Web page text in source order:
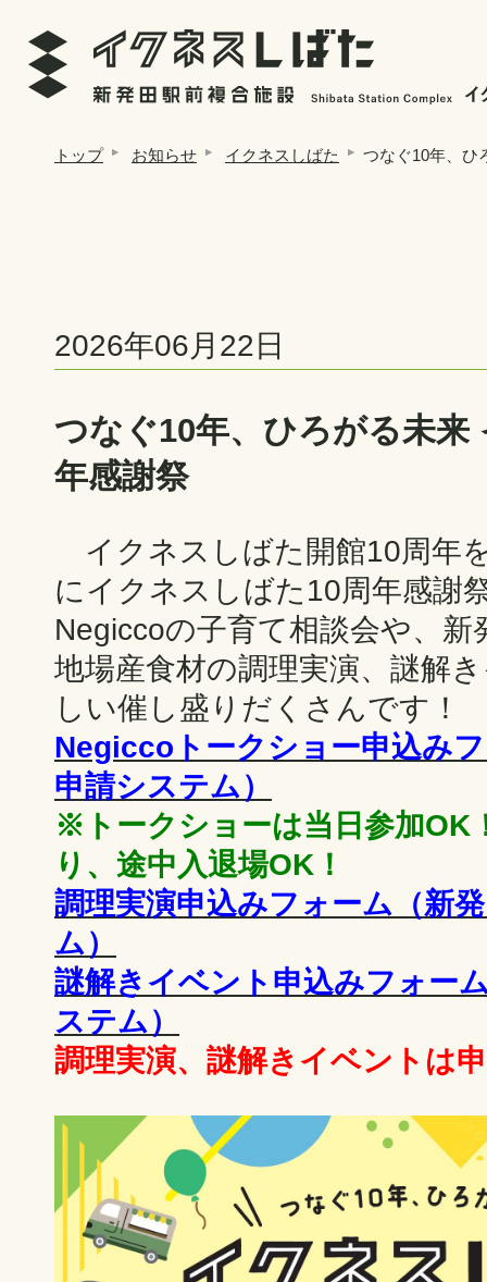
トップ お知らせ イクネスしばた つなぐ10年、ひ
2026年06月22日
つなぐ10年、ひろがる未来
年感謝祭
イクネスしばた開館10周年
にイクネスしばた10周年感謝
Negiccoの子育て相談会や、
地場産食材の調理実演、謎解
しい催し盛りだくさんです！
Negiccoトークショー申込み
申請システム）
※トークショーは当日参加OK
り、途中入退場OK！
調理実演申込みフォーム（新
ム）
謎解きイベント申込みフォー
ステム）
調理実演、謎解きイベントは